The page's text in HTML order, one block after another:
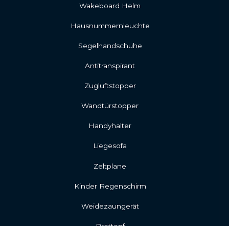
Wakeboard Helm
Hausnummernleuchte
Segelhandschuhe
Antitranspirant
Zugluftstopper
Wandtürstopper
Handyhalter
Liegesofa
Zeltplane
Kinder Regenschirm
Weidezaungerät